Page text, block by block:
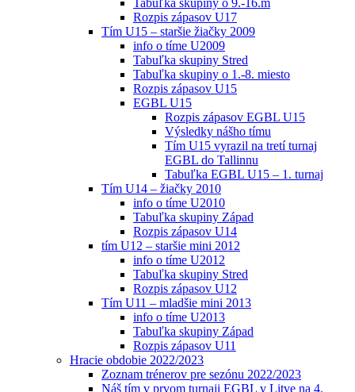
Rozpis zápasov U17
Tím U15 – staršie žiačky 2009
info o tíme U2009
Tabuľka skupiny Stred
Tabuľka skupiny o 1.-8. miesto
Rozpis zápasov U15
EGBL U15
Rozpis zápasov EGBL U15
Výsledky nášho tímu
Tím U15 vyrazil na tretí turnaj
EGBL do Tallinnu
Tabuľka EGBL U15 – 1. turnaj
Tím U14 – žiačky 2010
info o tíme U2010
Tabuľka skupiny Západ
Rozpis zápasov U14
tím U12 – staršie mini 2012
info o tíme U2012
Tabuľka skupiny Stred
Rozpis zápasov U12
Tím U11 – mladšie mini 2013
info o tíme U2013
Tabuľka skupiny Západ
Rozpis zápasov U11
Hracie obdobie 2022/2023
Zoznam trénerov pre sezónu 2022/2023
Náš tím v prvom turnaji EGBL v Litve na 4.